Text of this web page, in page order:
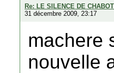
Re: LE SILENCE DE
31 décembre 2009, 23:17
machere
nouvelle